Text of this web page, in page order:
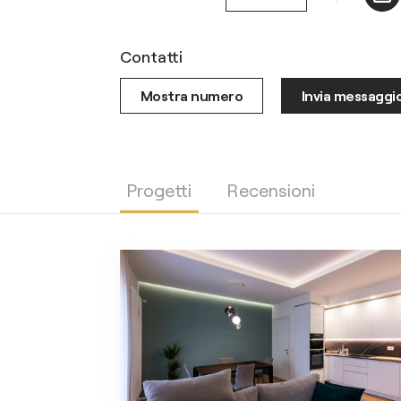
Contatti
Mostra numero Invia
Progetti Recensioni